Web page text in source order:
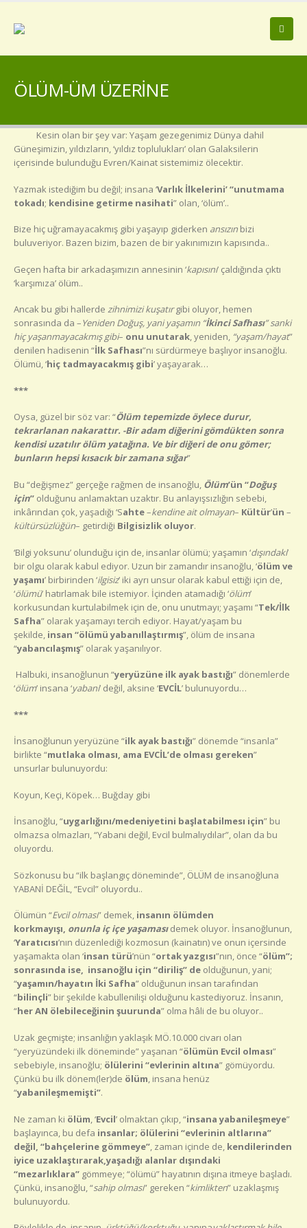
ÖLÜM-ÜM ÜZERİNE
Kesin olan bir şey var: Yaşam gezegenimiz Dünya dahil
Güneşimizin, yıldızların, ‘yıldız toplulukları’ olan Galaksilerin
içerisinde bulunduğu Evren/Kainat sistemimiz ölecektir.
Yazmak istediğim bu değil; insana ‘Varlık İlkelerini’ “unutmama
tokadı; kendisine getirme nasihati” olan, ‘ölüm’..
Bize hiç uğramayacakmış gibi yaşayıp giderken ansızın bizi
buluveriyor. Bazen bizim, bazen de bir yakınımızın kapısında..
Geçen hafta bir arkadaşımızın annesinin ‘kapısını’ çaldığında çıktı
‘karşımıza’ ölüm..
Ancak bu gibi hallerde zihnimizi kuşatırgibi oluyor, hemen
sonrasında da –Yeniden Doğuş, yani yaşamın “İkinci Safhası” sanki
hiç yaşanmayacakmış gibi– onu unutarak, yeniden, “yaşam/hayat”
denilen hadisenin “İlk Safhası”nı sürdürmeye başlıyor insanoğlu.
Ölümü, ‘hiç tadmayacakmış gibi’ yaşayarak…
***
Oysa, güzel bir söz var: “Ölüm tepemizde öylece durur,
tekrarlanan nakarattır. -Bir adam diğerini gömdükten sonra
kendisi uzatılır ölüm yatağına. Ve bir diğeri de onu gömer;
bunların hepsi kısacık bir zamana sığar”
Bu “değişmez” gerçeğe rağmen de insanoğlu, Ölüm’ün “Doğuş
için” olduğunu anlamaktan uzaktır. Bu anlayışsızlığın sebebi,
inkârından çok, yaşadığı ‘Sahte–kendine ait olmayan– Kültür’ün –
kültürsüzlüğün– getirdiği Bilgisizlik oluyor.
‘Bilgi yoksunu’ olunduğu için de, insanlar ölümü; yaşamın ‘dışındaki’
bir olgu olarak kabul ediyor. Uzun bir zamandır insanoğlu, ‘ölüm ve
yaşamı’ birbirinden ‘ilgisiz’ iki ayrı unsur olarak kabul ettiği için de,
‘ölümü’ hatırlamak bile istemiyor. İçinden atamadığı ‘ölüm’
korkusundan kurtulabilmek için de, onu unutmayı; yaşamı “Tek/İlk
Safha” olarak yaşamayı tercih ediyor. Hayat/yaşam bu
şekilde, insan “ölümü yabanıllaştırmış”, ölüm de insana
“yabancılaşmış” olarak yaşanılıyor.
Halbuki, insanoğlunun “yeryüzüne ilk ayak bastığı” dönemlerde
‘ölüm’ insana ‘yabani’ değil, aksine ‘EVCİL’ bulunuyordu…
***
İnsanoğlunun yeryüzüne “ilk ayak bastığı” dönemde “insanla”
birlikte “mutlaka olması, ama EVCİL’de olması gereken”
unsurlar bulunuyordu:
Koyun, Keçi, Köpek… Buğday gibi
İnsanoğlu, “uygarlığını/medeniyetini başlatabilmesı için” bu
olmazsa olmazları, “Yabani değil, Evcil bulmalıydılar”, olan da bu
oluyordu.
Sözkonusu bu “ilk başlangıç döneminde”, ÖLÜM de insanoğluna
YABANİ DEĞİL, “Evcil” oluyordu..
Ölümün “Evcil olması” demek, insanın ölümden
korkmayışı, onunla iç içe yaşaması demek oluyor. İnsanoğlunun,
‘Yaratıcısı’nın düzenlediği kozmosun (kainatın) ve onun içersinde
yaşamakta olan ‘insan türü’nün “ortak yazgısı”nın, önce “ölüm”;
sonrasında ise, insanoğlu için “diriliş” de olduğunun, yani;
“yaşamın/hayatın İki Safha” olduğunun insan tarafından
“bilinçli” bir şekilde kabullenilişi olduğunu kastediyoruz. İnsanın,
“her AN ölebileceğinin şuurunda” olma hâli de bu oluyor..
Uzak geçmişte; insanlığın yaklaşık MÖ.10.000 civarı olan
“yeryüzündeki ilk döneminde” yaşanan “ölümün Evcil olması”
sebebiyle, insanoğlu; ölülerini “evlerinin altına” gömüyordu.
Çünkü bu ilk dönem(ler)de ölüm, insana henüz
“yabanileşmemişti”.
Ne zaman ki ölüm , ‘Evcil’ olmaktan çıkıp, “insana yabanileşmeye”
başlayınca, bu defa insanlar; ölülerini “evlerinin altlarına”
değil, “bahçelerine gömmeye” , zaman içinde de, kendilerinden
iyice uzaklaştırarak,yaşadığı alanlar dışındaki
“mezarlıklara” gömmeye; “ölümü” hayatının dışına itmeye başladı.
Çünkü, insanoğlu, “sahip olması” gereken “kimlikten” uzaklaşmış
bulunuyordu.